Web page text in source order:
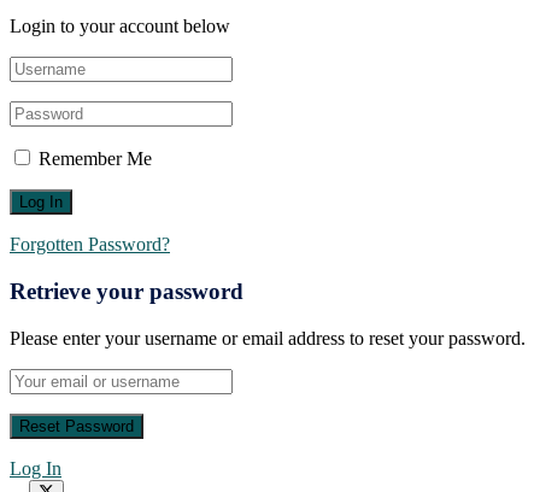
Login to your account below
Remember Me
Forgotten Password?
Retrieve your password
Please enter your username or email address to reset your password.
Log In